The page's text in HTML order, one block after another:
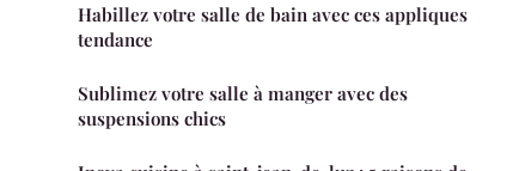
Habillez votre salle de bain avec ces appliques
tendance
Sublimez votre salle à manger avec des
suspensions chics